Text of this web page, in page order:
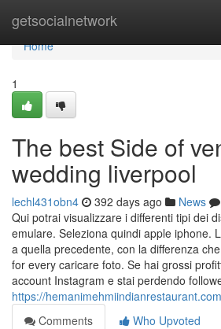
getsocialnetwork
Home
Home
1
The best Side of
wedding liverpool
lechl431obn4 392 days ago News
Qui potrai visualizzare i differenti tipi dei
emulare. Seleziona quindi apple iphone.
a quella precedente, con la differenza
for every caricare foto. Se hai grossi
account Instagram e stai perdendo
https://
Comments
Who Upvoted